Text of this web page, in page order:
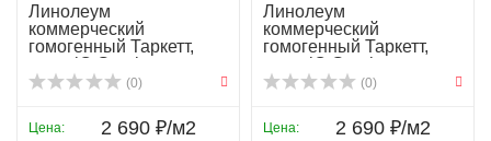
Линолеум
коммерческий
гомогенный Таркетт,
колл. iQ Granit...
(0)
Цена: 2 690 ₽/м2
Линолеум
коммерческий
гомогенный Таркетт,
колл. iQ Granit...
(0)
Цена: 2 690 ₽/м2